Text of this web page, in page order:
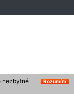
Rozumím
nezbytné